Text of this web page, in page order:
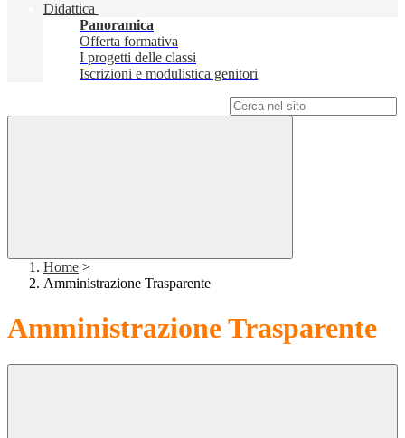
Didattica
Panoramica
Offerta formativa
I progetti delle classi
Iscrizioni e modulistica genitori
Home >
Amministrazione Trasparente
Amministrazione Trasparente